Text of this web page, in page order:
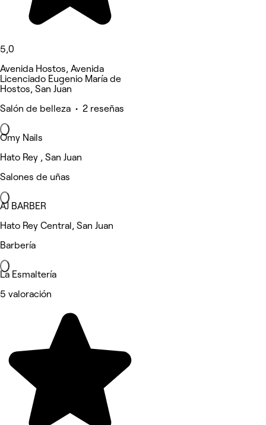
5,0
Avenida Hostos, Avenida
Licenciado Eugenio María de
Hostos, San Juan
Salón de belleza • 2 reseñas
Omy Nails
Hato Rey , San Juan
Salones de uñas
AJ BARBER
Hato Rey Central, San Juan
Barbería
La Esmaltería
5 valoración